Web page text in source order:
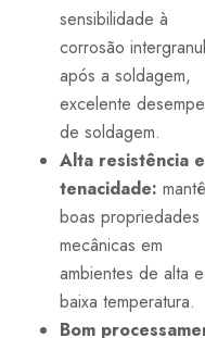
sensibilidade à
corrosão
após a soldagem,
excelente
de soldagem.
Alta resistência e
tenacidade:
boas propriedades
mecânicas em
ambientes de alta e
baixa temperatura.
Bom